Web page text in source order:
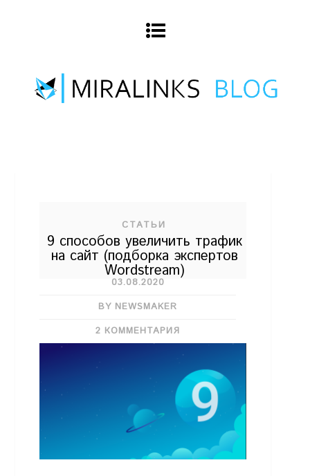
СТАТЬИ
9 способов увеличить трафик
на сайт (подборка экспертов
Wordstream)
03.08.2020
BY NEWSMAKER
2 КОММЕНТАРИЯ